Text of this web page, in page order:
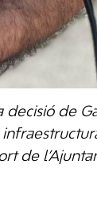
decisió de
de